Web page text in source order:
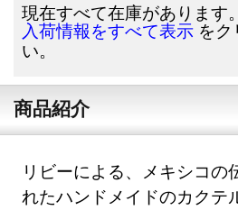
現在すべて在庫があります。
入荷情報をすべて表示 をク
い。
商品紹介
リビーによる、メキシコの
れたハンドメイドのカクテ